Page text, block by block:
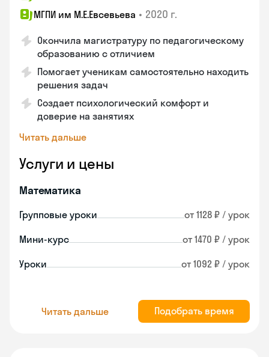
МГПИ им М.Е.Евсевьева • 2020 г.
Окончила магистратуру по педагогическому
образованию с отличием
Помогает ученикам самостоятельно находить
решения задач
Создает психологический комфорт и
доверие на занятиях
Читать дальше
Услуги и цены
Математика
Групповые уроки от 1128 ₽ / урок
Мини-курс от 1470 ₽ / урок
Уроки от 1092 ₽ / урок
Читать дальше Подобрать время